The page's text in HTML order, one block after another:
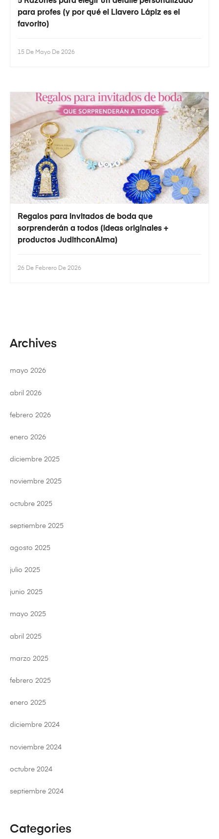
para profes (y por qué el Llavero Lápiz es el
favorito)
15 De Mayo De 2026
Regalos para invitados de boda que
sorprenderán a todos (ideas originales +
productos JudithconAlma)
26 De Febrero De 2026
Archives
mayo 2026
abril 2026
febrero 2026
enero 2026
diciembre 2025
noviembre 2025
octubre 2025
septiembre 2025
agosto 2025
julio 2025
junio 2025
mayo 2025
abril 2025
marzo 2025
febrero 2025
enero 2025
diciembre 2024
noviembre 2024
octubre 2024
septiembre 2024
Categories